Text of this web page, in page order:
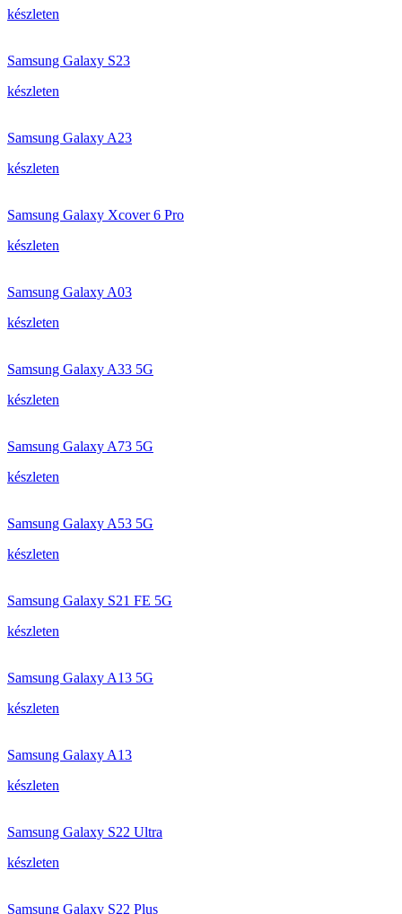
készleten
Samsung Galaxy S23
készleten
Samsung Galaxy A23
készleten
Samsung Galaxy Xcover 6 Pro
készleten
Samsung Galaxy A03
készleten
Samsung Galaxy A33 5G
készleten
Samsung Galaxy A73 5G
készleten
Samsung Galaxy A53 5G
készleten
Samsung Galaxy S21 FE 5G
készleten
Samsung Galaxy A13 5G
készleten
Samsung Galaxy A13
készleten
Samsung Galaxy S22 Ultra
készleten
Samsung Galaxy S22 Plus